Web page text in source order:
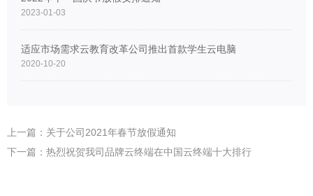
2023-01-03
适应市场需求云教育改革公司推出首款学生云电脑
2020-10-20
上一篇：关于公司2021年春节放假通知
下一篇：热烈祝贺我司品牌云终端在中国云终端十大排行